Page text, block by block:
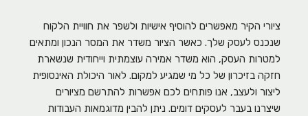
ציורי הקיר מאפשרים להוסיף אישיות ולשפר את חוויית הלקוח
שנכנס לעסק שלך. כאשר הציור משדר את המסר הנכון ומתאים
למטרות העסק, הוא משדר אמירה עוצמתית וייחודית שנשארת
חזקה בזיכרון של כל מי שמגיע למקום. לאור היכולת האינסופית
ליצור ולעצב, אנו פותחים לכם אפשרות להתרשם מציורים
שיצרנו בעבר לעסקים דומים. ניתן להבין מדוגמאות העבודות